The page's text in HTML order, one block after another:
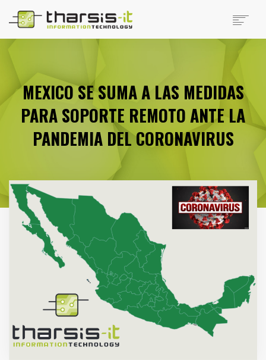
PRODUCTOS DISTRIBUIDOS
NOTICIAS
SOPORTE
TRABAJAR EN THARSIS
SITIOS DE INTERÉS
SEARCH
MEXICO SE SUMA A LAS MEDIDAS
PARA SOPORTE REMOTO ANTE LA
PANDEMIA DEL CORONAVIRUS